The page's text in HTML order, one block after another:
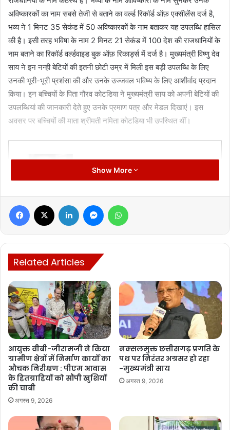
अविष्कारकों का नाम सबसे तेजी से बताने का वर्ल्ड रिकॉर्ड ऑफ़ एक्सीलेंस दर्ज है,
भव्य ने 1 मिनट 35 सेकंड में 50 अविष्कारकों के नाम बताकर यह उपलब्धि हासिल
की है। इसी तरह भविषा के नाम 2 मिनट 21 सेकंड में 100 देश की राजधानियों के
नाम बताने का रिकॉर्ड वर्ल्डवाइड बुक ऑफ़ रिकार्ड्स में दर्ज है। मुख्यमंत्री विष्णु देव
साय ने इन नन्ही बेटियों की इतनी छोटी उम्र में मिली इस बड़ी उपलब्धि के लिए
उनकी भूरी-भूरी प्रशंसा की और उनके उज्जवल भविष्य के लिए आशीर्वाद प्रदान
किया। इन बच्चियों के पिता गौरव कोटडिया ने मुख्यमंत्री साय को अपनी बेटियों की
उपलब्धियां की जानकारी देते हुए उनके प्रमाण पत्र और मेडल दिखाएं। इस
अवसर पर बच्चियों की माता श्रीमती नमिता कोटडिया भी उपस्थित थीं।
Manish Tiwari
Show More
Facebook LinkedIn Messenger
Related Articles
आयुक्त वीबी-जीरामजी ने किया
ग्रामीण क्षेत्रों में निर्माण कार्यों का
औचक निरीक्षण : पीएम आवास
के हितग्राहियों को सौंपी खुशियों
की चाबी
अगस्त 9, 2026
नक्सलमुक्त छत्तीसगढ़ प्रगति के
पथ पर निरंतर अग्रसर हो रहा
-मुख्यमंत्री साय
अगस्त 9, 2026